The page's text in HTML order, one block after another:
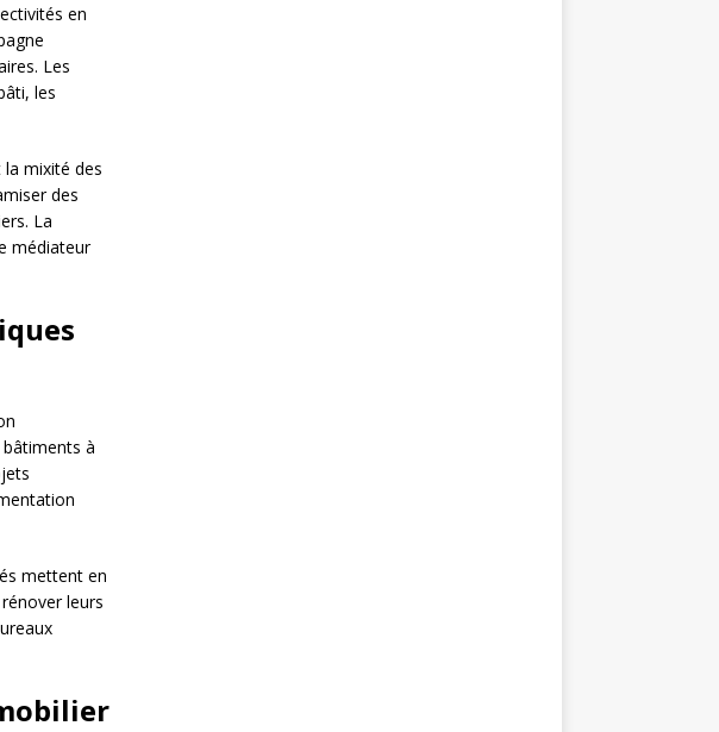
en
Les
les
mixité des
des
La
médiateur
à
mettent en
leurs